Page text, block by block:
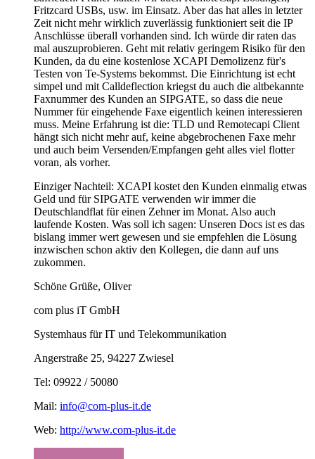
Fritzcard USBs, usw. im Einsatz. Aber das hat alles in letzter
Zeit nicht mehr wirklich zuverlässig funktioniert seit die IP
Anschlüsse überall vorhanden sind. Ich würde dir raten das
mal auszuprobieren. Geht mit relativ geringem Risiko für den
Kunden, da du eine kostenlose XCAPI Demolizenz für's
Testen von Te-Systems bekommst. Die Einrichtung ist echt
simpel und mit Calldeflection kriegst du auch die altbekannte
Faxnummer des Kunden an SIPGATE, so dass die neue
Nummer für eingehende Faxe eigentlich keinen interessieren
muss. Meine Erfahrung ist die: TLD und Remotecapi Client
hängt sich nicht mehr auf, keine abgebrochenen Faxe mehr
und auch beim Versenden/Empfangen geht alles viel flotter
voran, als vorher.
Einziger Nachteil: XCAPI kostet den Kunden einmalig etwas
Geld und für SIPGATE verwenden wir immer die
Deutschlandflat für einen Zehner im Monat. Also auch
laufende Kosten. Was soll ich sagen: Unseren Docs ist es das
bislang immer wert gewesen und sie empfehlen die Lösung
inzwischen schon aktiv den Kollegen, die dann auf uns
zukommen.
Schöne Grüße, Oliver
com plus iT GmbH
Systemhaus für IT und Telekommunikation
Angerstraße 25, 94227 Zwiesel
Tel: 09922 / 50080
Mail: info@com-plus-it.de
Web: http://www.com-plus-it.de